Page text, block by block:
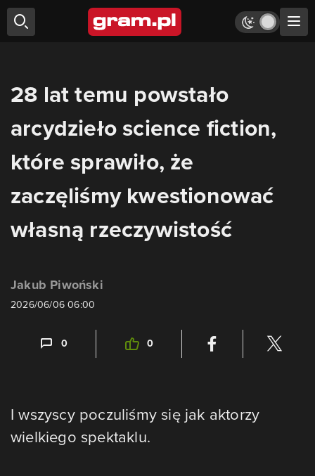
28 lat temu powstało
arcydzieło science fiction,
które sprawiło, że
zaczęliśmy kwestionować
własną rzeczywistość
Jakub Piwoński
2026/06/06 06:00
0 0
I wszyscy poczuliśmy się jak aktorzy
wielkiego spektaklu.